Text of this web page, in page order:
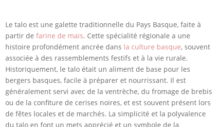
Le talo est une galette traditionnelle du Pays Basque, faite à
partir defarine de maïs. Cette spécialité régionale a une
histoire profondément ancrée dans la culture basque, souvent
associée à des rassemblements festifs et à la vie rurale.
Historiquement, le talo était un aliment de base pour les
bergers basques, facile à préparer et nourrissant. Il est
généralement servi avec de la ventrèche, du fromage de brebis
ou de la confiture de cerises noires, et est souvent présent lors
de fêtes locales et de marchés. La simplicité et la polyvalence
du talo en font un mets apprécié et un symbole de la